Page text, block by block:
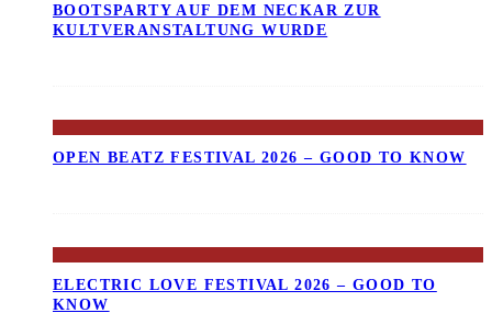
OOTSPARTY AUF DEM NECKAR ZUR K
ULTVERANSTALTUNG WURDE
OPEN BEATZ FESTIVAL 2026 – GOOD TO KNOW
ELECTRIC LOVE FESTIVAL 2026 – GOOD TO
KNOW